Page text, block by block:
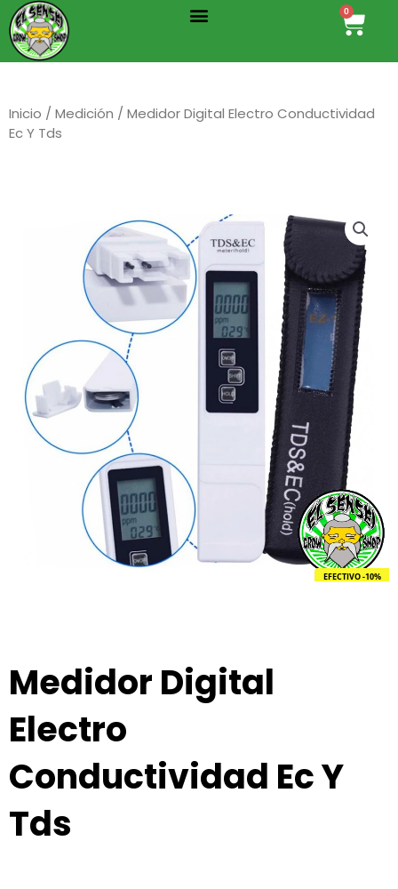
al
contenido
Menu 0
Cart
Inicio / Medición / Medidor Digital Electro Conductividad
Ec Y Tds
EFECTIVO -10%
Medidor Digital
Electro
Conductividad Ec Y
Tds